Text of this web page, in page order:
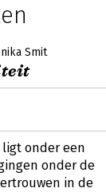
Smit
onder een
onder de
in de